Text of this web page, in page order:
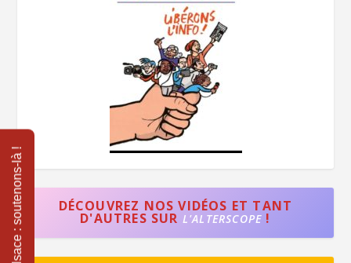
DÉCOUVREZ NOS VIDÉOS ET TANT
D'AUTRES SUR L'ALTERSCOPE !